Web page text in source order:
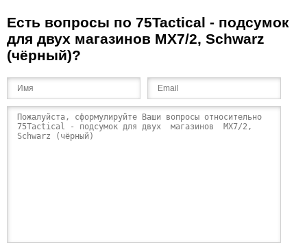
Есть вопросы по 75Tactical - подсумок
для двух магазинов MX7/2, Schwarz
(чёрный)?